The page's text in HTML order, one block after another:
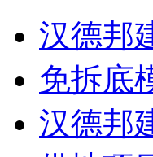
汉德邦
免拆底
汉德邦